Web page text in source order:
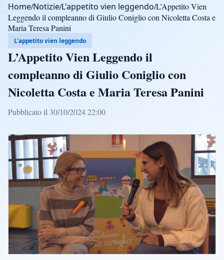
Home/Notizie/L'appetito vien leggendo/L’Appetito Vien
Leggendo il compleanno di Giulio Coniglio con Nicoletta Costa e
Maria Teresa Panini
L'appetito vien leggendo
L’Appetito Vien Leggendo il
compleanno di Giulio Coniglio con
Nicoletta Costa e Maria Teresa Panini
Pubblicato il 30/10/2024 22:00